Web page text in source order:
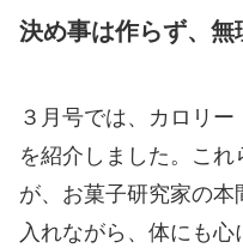
決め事は作らず、無
３月号では、カロリ
を紹介しました。こ
が、お菓子研究家の
入れながら、体にも